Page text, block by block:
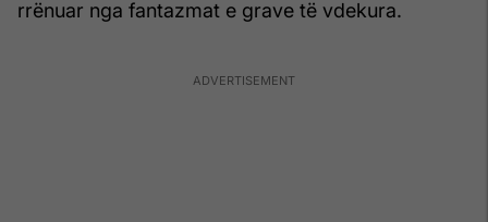
rrënuar nga fantazmat e grave të vdekura.